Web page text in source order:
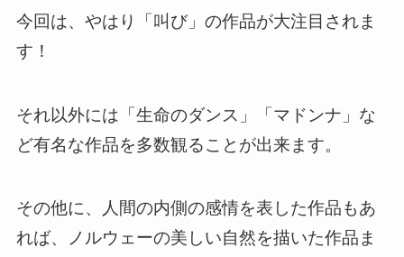
今回は、やはり「叫び」の作品が大注目されま
す！
それ以外には「生命のダンス」「マドンナ」な
ど有名な作品を多数観ることが出来ます。
その他に、人間の内側の感情を表した作品もあ
れば、ノルウェーの美しい自然を描いた作品ま